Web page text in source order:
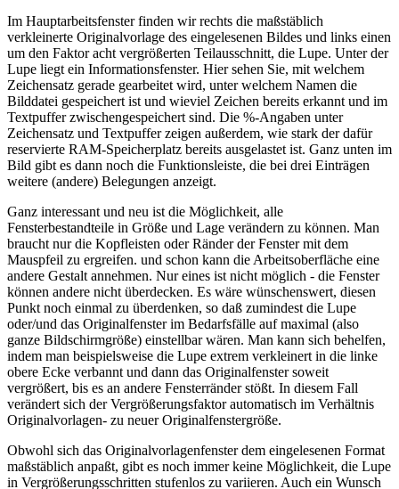
Im Hauptarbeitsfenster finden wir rechts die maßstäblich
verkleinerte Originalvorlage des eingelesenen Bildes und links einen
um den Faktor acht vergrößerten Teilausschnitt, die Lupe. Unter der
Lupe liegt ein Informationsfenster. Hier sehen Sie, mit welchem
Zeichensatz gerade gearbeitet wird, unter welchem Namen die
Bilddatei gespeichert ist und wieviel Zeichen bereits erkannt und im
Textpuffer zwischengespeichert sind. Die %-Angaben unter
Zeichensatz und Textpuffer zeigen außerdem, wie stark der dafür
reservierte RAM-Speicherplatz bereits ausgelastet ist. Ganz unten im
Bild gibt es dann noch die Funktionsleiste, die bei drei Einträgen
weitere (andere) Belegungen anzeigt.
Ganz interessant und neu ist die Möglichkeit, alle
Fensterbestandteile in Größe und Lage verändern zu können. Man
braucht nur die Kopfleisten oder Ränder der Fenster mit dem
Mauspfeil zu ergreifen. und schon kann die Arbeitsoberfläche eine
andere Gestalt annehmen. Nur eines ist nicht möglich - die Fenster
können andere nicht überdecken. Es wäre wünschenswert, diesen
Punkt noch einmal zu überdenken, so daß zumindest die Lupe
oder/und das Originalfenster im Bedarfsfälle auf maximal (also
ganze Bildschirmgröße) einstellbar wären. Man kann sich behelfen,
indem man beispielsweise die Lupe extrem verkleinert in die linke
obere Ecke verbannt und dann das Originalfenster soweit
vergrößert, bis es an andere Fensterränder stößt. In diesem Fall
verändert sich der Vergrößerungsfaktor automatisch im Verhältnis
Originalvorlagen- zu neuer Originalfenstergröße.
Obwohl sich das Originalvorlagenfenster dem eingelesenen Format
maßstäblich anpaßt, gibt es noch immer keine Möglichkeit, die Lupe
in Vergrößerungsschritten stufenlos zu variieren. Auch ein Wunsch